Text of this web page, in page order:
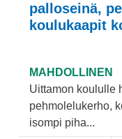
palloseinä,
koulukaapit
MAHDOLLINEN
Uittamon koululle
pehmolelukerho,
isompi piha...